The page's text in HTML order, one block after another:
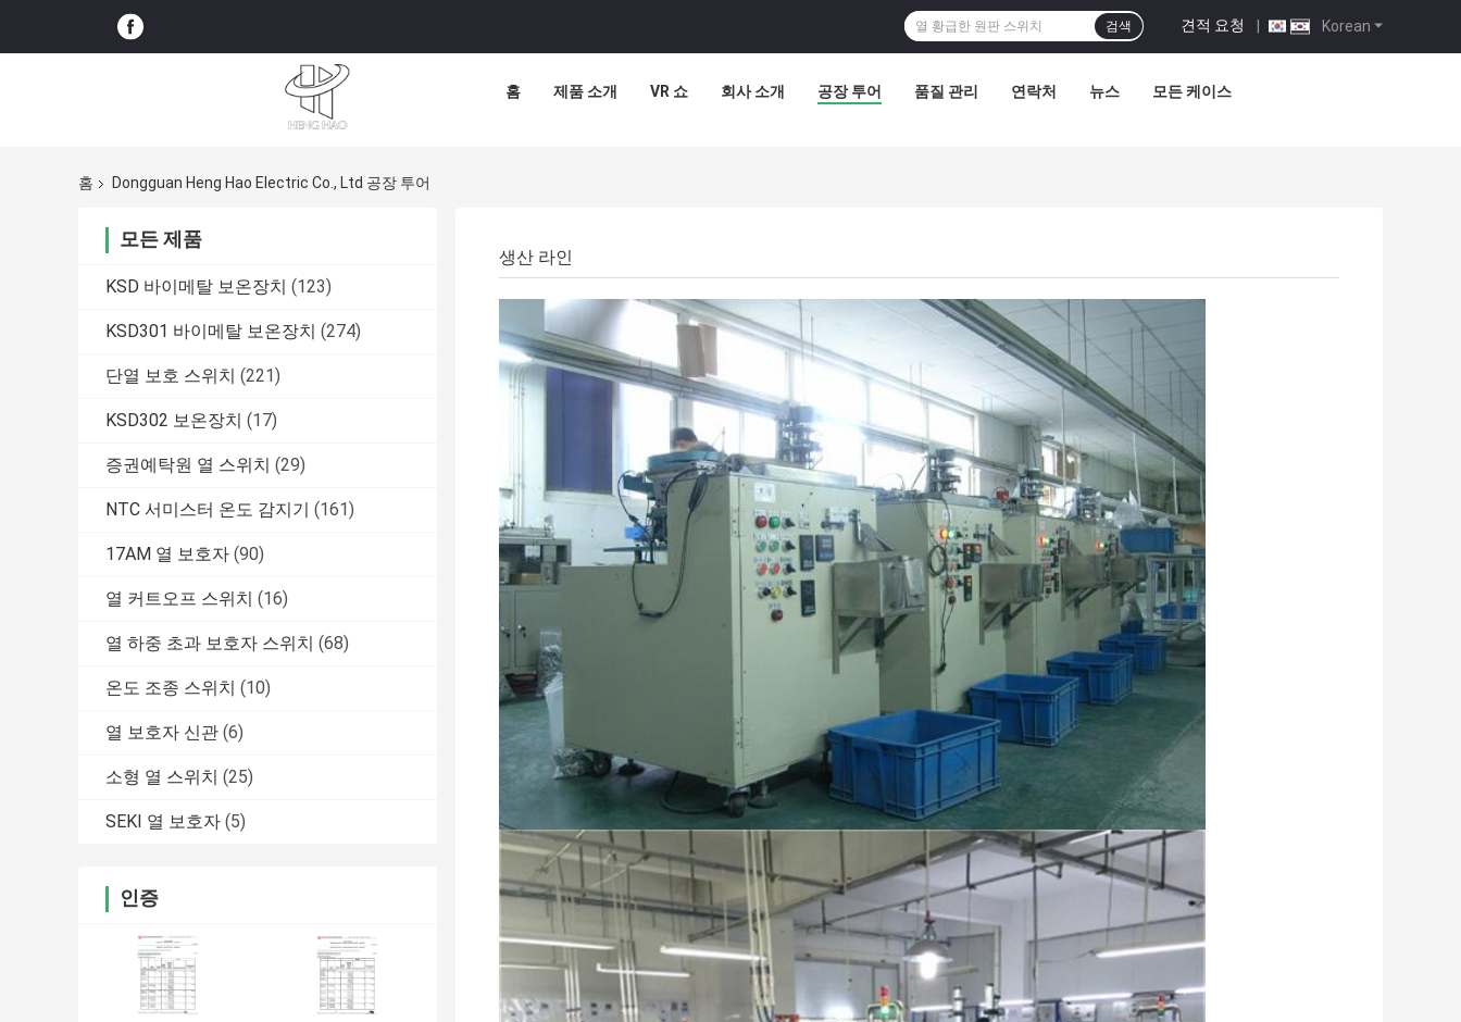
Korean
견적 요청 |
검색
홈 제품 소개 VR 쇼 회사 소개 공장 투어 품질 관리 연락처 뉴스 모든 케이스
홈 Dongguan Heng Hao Electric Co., Ltd 공장 투어
모든 제품
KSD 바이메탈 보온장치 (123)
KSD301 바이메탈 보온장치 (274)
단열 보호 스위치 (221)
KSD302 보온장치 (17)
증권예탁원 열 스위치 (29)
NTC 서미스터 온도 감지기 (161)
17AM 열 보호자 (90)
열 커트오프 스위치 (16)
열 하중 초과 보호자 스위치 (68)
온도 조종 스위치 (10)
열 보호자 신관 (6)
소형 열 스위치 (25)
SEKI 열 보호자 (5)
인증
생산 라인